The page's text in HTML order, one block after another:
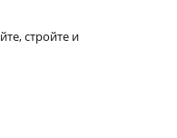
стройте и